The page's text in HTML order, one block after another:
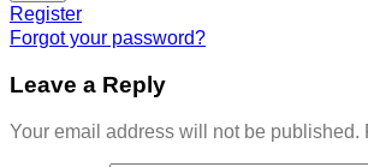
Register
Forgot your password?
Leave a Reply
Your email address will not be published.